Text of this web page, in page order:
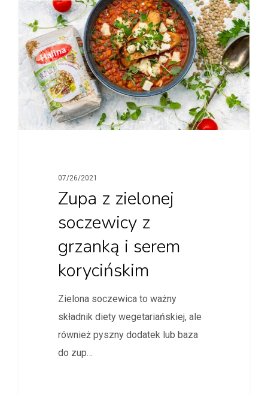
07/26/2021
Zupa z zielonej
soczewicy z
grzanką i serem
korycińskim
Zielona soczewica to ważny
składnik diety wegetariańskiej, ale
również pyszny dodatek lub baza
do zup…